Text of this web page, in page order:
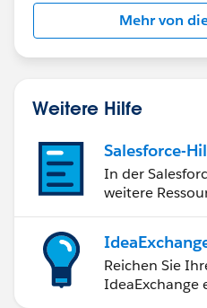
シート上でdescは降順に設
そして、これらのフィール
れ非表示にしておきます。
Mehr von
Weitere Hilfe
Salesforce-
In der
weitere
Reichen Sie
IdeaExchange